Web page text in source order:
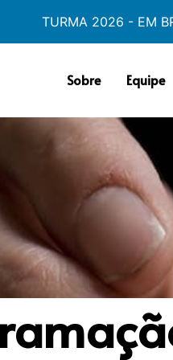
TURMA 2026 - EM
Sobre Equipe